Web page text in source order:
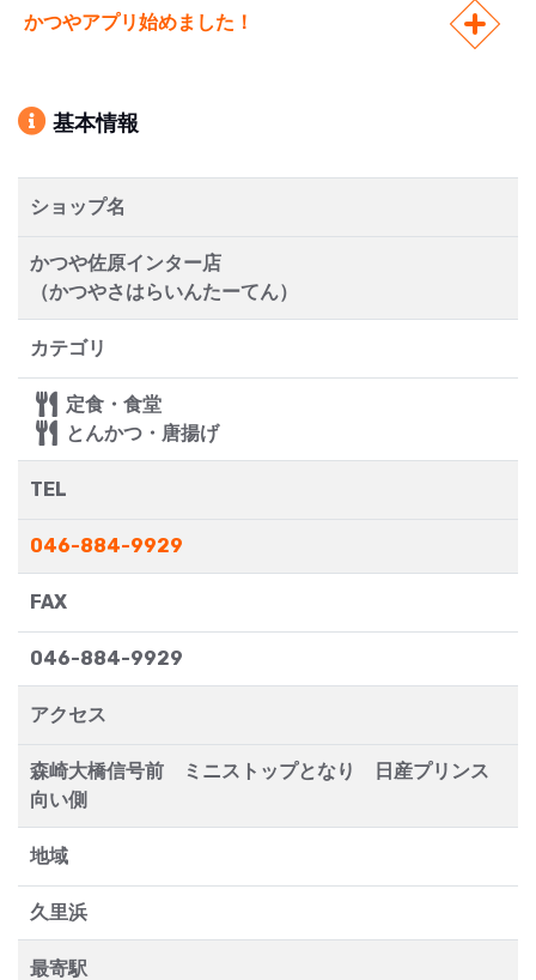
かつやアプリ始めました！
基本情報
ショップ名
かつや佐原インター店
（かつやさはらいんたーてん）
カテゴリ
定食・食堂
とんかつ・唐揚げ
TEL
046-884-9929
FAX
046-884-9929
アクセス
森崎大橋信号前 ミニストップとなり 日産プリンス
向い側
地域
久里浜
最寄駅